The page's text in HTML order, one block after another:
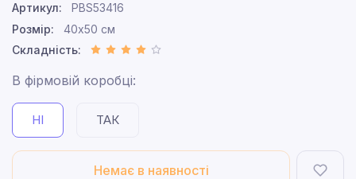
Артикул:
PBS53416
Розмір:
40x50 см
Складність:
В фірмовій коробці:
НІ ТАК
Немає в наявності